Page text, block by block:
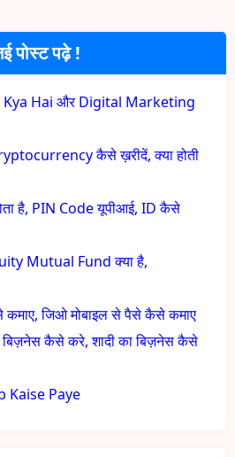
पोस्ट पढ़े !
Hai और Digital Marketing
कैसे ख़रीदें, क्या होती
है, PIN Code यूपीआई, ID कैसे
Mutual Fund क्या है,
जिओ मोबाइल से पैसे कैसे कमाए
कैसे करे, शादी का बिज़नेस कैसे
Kaise Paye